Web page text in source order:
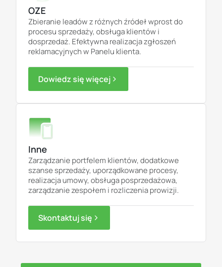
OZE
Zbieranie leadów z różnych źródeł wprost do
procesu sprzedaży, obsługa klientów i
dosprzedaż. Efektywna realizacja zgłoszeń
reklamacyjnych w Panelu klienta.
Dowiedz się więcej
Inne
Zarządzanie portfelem klientów, dodatkowe
szanse sprzedaży, uporządkowane procesy,
realizacja umowy, obsługa posprzedażowa,
zarządzanie zespołem i rozliczenia prowizji.
Skontaktuj się